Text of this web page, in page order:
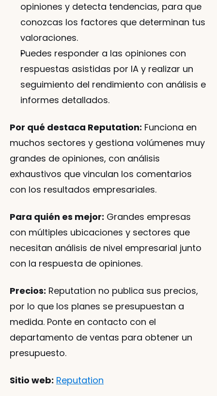
opiniones y detecta tendencias, para que
conozcas los factores que determinan tus
valoraciones.
Puedes responder a las opiniones con
respuestas asistidas por IA y realizar un
seguimiento del rendimiento con análisis e
informes detallados.
Por qué destaca Reputation: Funciona en
muchos sectores y gestiona volúmenes muy
grandes de opiniones, con análisis
exhaustivos que vinculan los comentarios
con los resultados empresariales.
Para quién es mejor: Grandes empresas
con múltiples ubicaciones y sectores que
necesitan análisis de nivel empresarial junto
con la respuesta de opiniones.
Precios: Reputation no publica sus precios,
por lo que los planes se presupuestan a
medida. Ponte en contacto con el
departamento de ventas para obtener un
presupuesto.
Sitio web: Reputation